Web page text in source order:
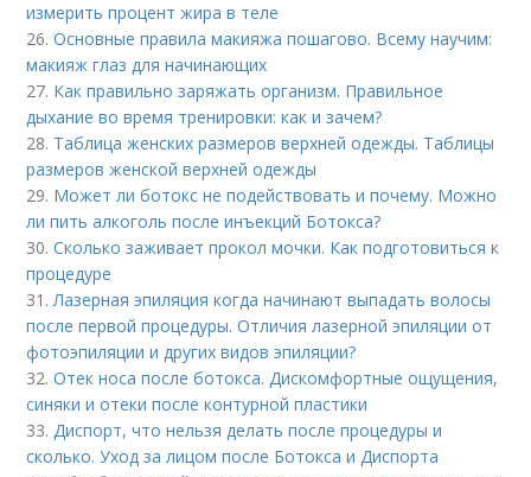
измерить процент жира в теле
26.Основные правила макияжа пошагово. Всему научим:
макияж глаз для начинающих
27. Как правильно заряжать организм. Правильное
дыхание во время тренировки: как и зачем?
28. Таблица женских размеров верхней одежды. Таблицы
размеров женской верхней одежды
29. Может ли ботокс не подействовать и почему. Можно
ли пить алкоголь после инъекций Ботокса?
30.Сколько заживает прокол мочки. Как подготовиться к
процедуре
31.Лазерная эпиляция когда начинают выпадать волосы
после первой процедуры. Отличия лазерной эпиляции от
фотоэпиляции и других видов эпиляции?
32.Отек носа после ботокса. Дискомфортные ощущения,
синяки и отеки после контурной пластики
33.Диспорт, что нельзя делать после процедуры и
сколько. Уход за лицом после Ботокса и Диспорта